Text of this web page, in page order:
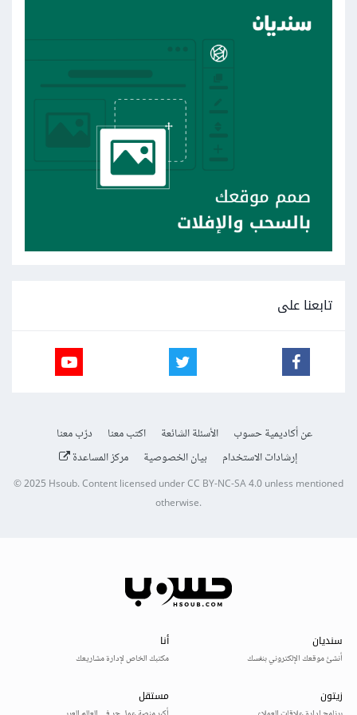
تابعنا على
عن أكاديمية حسوب الأسئلة الشائعة اكتب معنا
درّب معنا
إرشادات الاستخدام
بيان الخصوصية مركز المساعدة
© 2025Hsoub.Content licensed underCC BY-NC-SA 4.0unless mentioned
otherwise.